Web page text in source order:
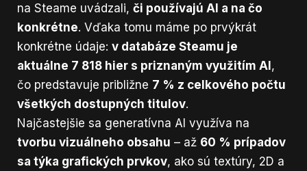
na Steame uvádzali, či používajú AI a na čo
konkrétne. Vďaka tomu máme po prvýkrát
konkrétne údaje: v databáze Steamu je
aktuálne 7 818 hier s priznaným využitím AI,
čo predstavuje približne 7 % z celkového počtu
všetkých dostupných titulov.
Najčastejšie sa generatívna AI využíva na
tvorbu vizuálneho obsahu – až 60 % prípadov
sa týka grafických prvkov, ako sú textúry, 2D a